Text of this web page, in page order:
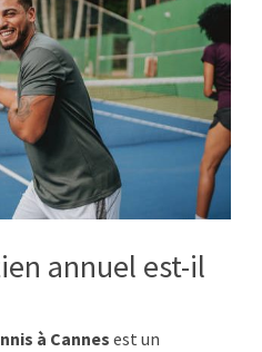
annuel est-il
à Cannes est un